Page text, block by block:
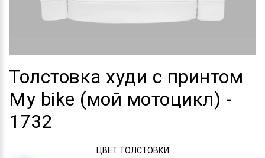
Толстовка худи с принтом
My bike (мой мотоцикл) -
1732
ЦВЕТ ТОЛСТОВКИ